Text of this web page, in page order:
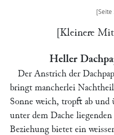
[Kleinere
Heller
Der Anstrich der
bringt mancherlei
Sonne weich, tropft ab und
unter dem Dache
Beziehung bietet ein